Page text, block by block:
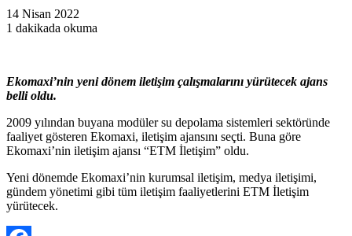
14 Nisan 2022
1 dakikada okuma
Ekomaxi’nin yeni dönem iletişim çalışmalarını yürütecek ajans
belli oldu.
2009 yılından buyana modüler su depolama sistemleri sektöründe
faaliyet gösteren Ekomaxi, iletişim ajansını seçti. Buna göre
Ekomaxi’nin iletişim ajansı “ETM İletişim” oldu.
Yeni dönemde Ekomaxi’nin kurumsal iletişim, medya iletişimi,
gündem yönetimi gibi tüm iletişim faaliyetlerini ETM İletişim
yürütecek.